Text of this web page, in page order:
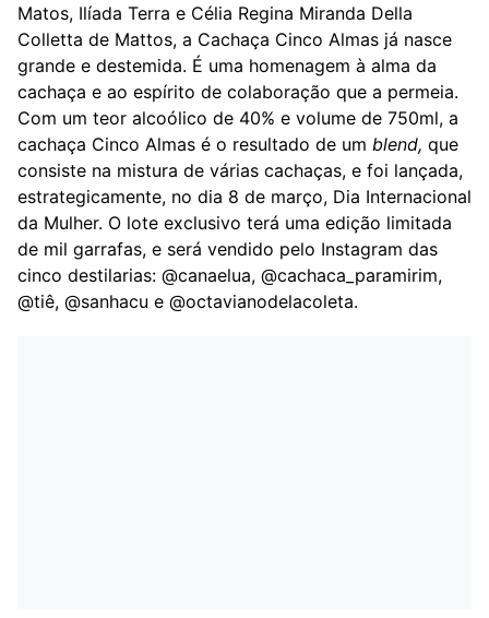
Matos, Ilíada Terra e Célia Regina Miranda Della
Colletta de Mattos, a Cachaça Cinco Almas já nasce
grande e destemida. É uma homenagem à alma da
cachaça e ao espírito de colaboração que a permeia.
Com um teor alcoólico de 40% e volume de 750ml, a
cachaça Cinco Almas é o resultado de um blend, que
consiste na mistura de várias cachaças, e foi lançada,
estrategicamente, no dia 8 de março, Dia Internacional
da Mulher. O lote exclusivo terá uma edição limitada
de mil garrafas, e será vendido pelo Instagram das
cinco destilarias: @canaelua, @cachaca_paramirim,
@tiê, @sanhacu e @octavianodelacoleta.